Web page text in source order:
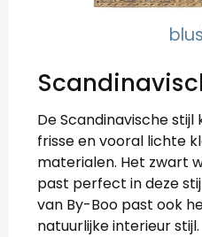
De Scandinavische
frisse en vooral lichte
materialen. Het zwart
past perfect in deze
van By-Boo past ook
natuurlijke interieur stijl.